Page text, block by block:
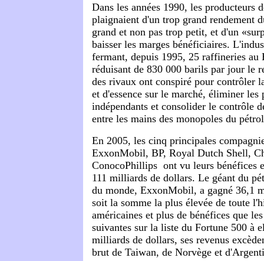
Dans les années 1990, les producteurs
plaignaient d'un trop grand rendement
grand et non pas trop petit, et d'un
baisser les marges bénéficiaires.
fermant, depuis 1995, 25 raffineries au
réduisant de 830 000 barils par jour le
des rivaux ont conspiré pour contrôler
et d'essence sur le marché, éliminer les
indépendants et consolider le contrôle
entre les mains des monopoles du
En 2005, les cinq principales
ExxonMobil, BP, Royal Dutch Shell,
ConocoPhillips ­ ont vu leurs bénéfices
111 milliards de dollars. Le géant du
du monde, ExxonMobil, a gagné 36,1
soit la somme la plus élevée de toute
américaines et plus de bénéfices que
suivantes sur la liste du Fortune 500 à
milliards de dollars, ses revenus
brut de Taiwan, de Norvège et